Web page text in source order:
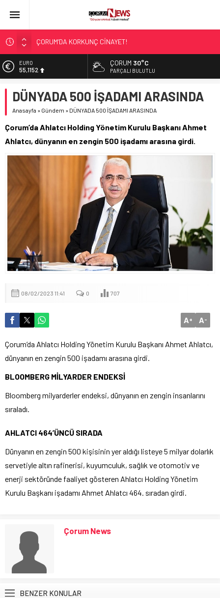
ÇORUM’DA KORKUNÇ CİNAYET!
ASLAN, CUMHURBAŞKANI BAŞDANIŞMANI OLDU
SIR PERDESİ ÇÖZÜLDÜ!
ÇATIDAN DÜŞTÜ!
EURO
55,1152
6.529,72
BİST
47,5844
ÇORUM 30°C
PARÇALI BULUTLU
DÜNYADA 500 İŞADAMI ARASINDA
Anasayfa » Gündem » DÜNYADA 500 İŞADAMI ARASINDA
Çorum’da Ahlatcı Holding Yönetim Kurulu Başkanı Ahmet
Ahlatcı, dünyanın en zengin 500 işadamı arasına girdi.
08/02/2023 11:41 0 707
A+ A-
Çorum’da Ahlatcı Holding Yönetim Kurulu Başkanı Ahmet Ahlatcı,
dünyanın en zengin 500 işadamı arasına girdi.
BLOOMBERG MİLYARDER ENDEKSİ
Bloomberg milyarderler endeksi, dünyanın en zengin insanlarını
sıraladı.
AHLATCI 464’ÜNCÜ SIRADA
Dünyanın en zengin 500 kişisinin yer aldığı listeye 5 milyar dolarlık
servetiyle altın rafinerisi, kuyumculuk, sağlık ve otomotiv ve
enerji sektöründe faaliyet gösteren Ahlatcı Holding Yönetim
Kurulu Başkanı işadamı Ahmet Ahlatcı 464. sıradan girdi.
Çorum News
BENZER KONULAR